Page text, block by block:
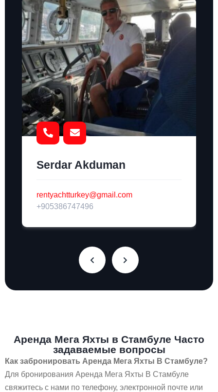
Serdar Akduman
rentyachtturkey@gmail.com
+905386747496
Аренда Мега Яхты в Стамбуле Часто
задаваемые вопросы
Как забронировать Аренда Мега Яхты В Стамбуле?
Для бронирования Аренда Мега Яхты В Стамбуле
свяжитесь с нами по телефону, электронной почте или